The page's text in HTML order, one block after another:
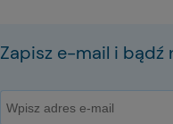
Zapisz e-mail i bądź